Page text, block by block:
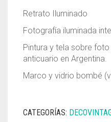
Retrato Iluminado
Fotografía iluminada
Pintura y tela sobre
anticuario en Argentina.
Marco y vidrio bombé
CATEGORÍAS: